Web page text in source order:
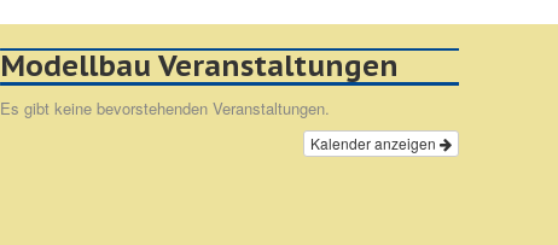
Modellbau Veranstaltungen
Es gibt keine bevorstehenden Veranstaltungen.
Kalender anzeigen